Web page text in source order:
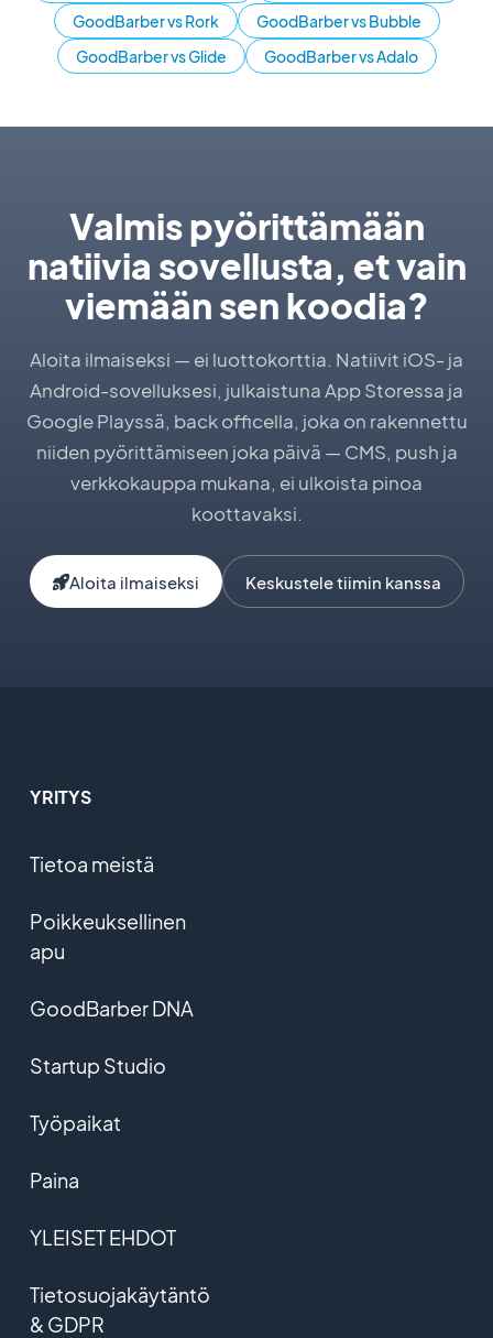
GoodBarber vs Rork
GoodBarber vs Bubble
GoodBarber vs Glide
GoodBarber vs Adalo
Valmis pyörittämään
natiivia sovellusta, et vain
viemään sen koodia?
Aloita ilmaiseksi — ei luottokorttia. Natiivit iOS- ja
Android-sovelluksesi, julkaistuna App Storessa ja
Google Playssä, back officella, joka on rakennettu
niiden pyörittämiseen joka päivä — CMS, push ja
verkkokauppa mukana, ei ulkoista pinoa
koottavaksi.
Aloita ilmaiseksi Keskustele tiimin kanssa
YRITYS
Tietoa meistä
Poikkeuksellinen
apu
GoodBarber DNA
Startup Studio
Työpaikat
Paina
YLEISET EHDOT
Tietosuojakäytäntö
& GDPR